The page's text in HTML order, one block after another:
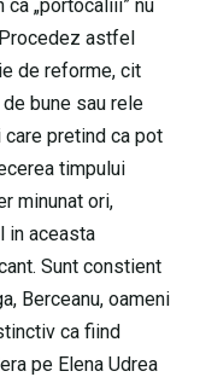
„portocaliii” nu
astfel
de reforme, cit
bune sau rele
care pretind ca pot
timpului
minunat ori,
in aceasta
Sunt constient
Berceanu, oameni
ca fiind
pe Elena Udrea